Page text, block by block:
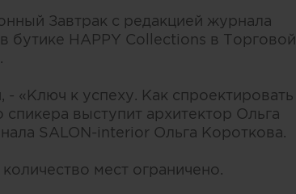
Завтрак с редакцией журнала
бутике HAPPY Collections в Торговой
«Ключ к успеху. Как спроектировать
выступит архитектор Ольга
SALON-interior Ольга Короткова.
мест ограничено.